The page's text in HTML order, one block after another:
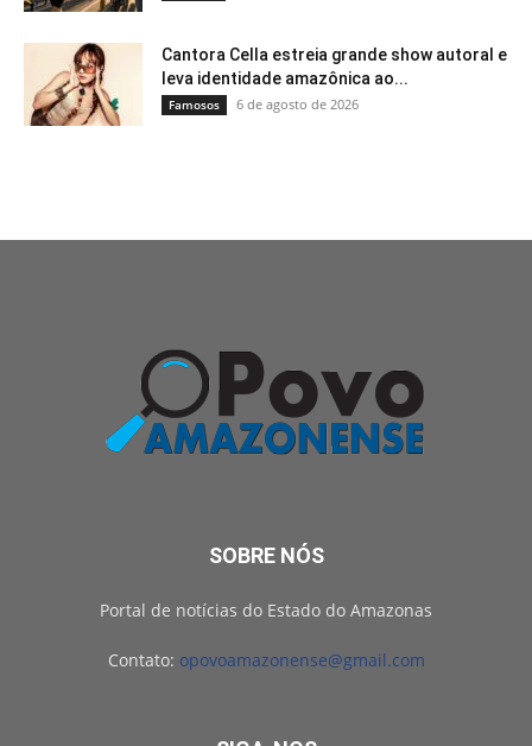
Cantora Cella estreia grande show autoral e
leva identidade amazônica ao...
Famosos 6 de agosto de 2026
SOBRE NÓS
Portal de notícias do Estado do Amazonas
Contato: opovoamazonense@gmail.com